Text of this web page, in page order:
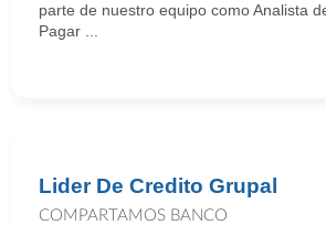
parte de nuestro equipo como Analista
Pagar ...
Lider De Credito Grupal
COMPARTAMOS BANCO